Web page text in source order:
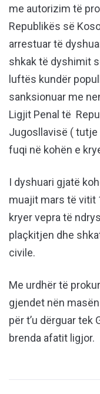
me autorizim të
Republikës së
arrestuar të
shkak të dyshimit
luftës kundër
sanksionuar me
Ligjit Penal të
Jugosllavisë ( tutje
fuqi në kohën e
I dyshuari gjatë
muajit mars të vitit
kryer vepra të
plaçkitjen dhe
civile.
Me urdhër të
gjendet nën
për t’u dërguar tek
brenda afatit ligjor.